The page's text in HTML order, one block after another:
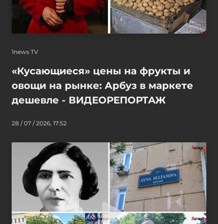
1news TV
«Кусающиеся» цены на фрукты и
овощи на рынке: Арбуз в маркете
дешевле - ВИДЕОРЕПОРТАЖ
28 / 07 / 2026, 17:52